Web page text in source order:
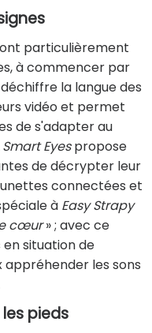
particulièrement
à commencer par
la langue des
vidéo et permet
de s'adapter au
Smart Eyespropose
de décrypter leur
connectées et
à Easy Strapy
cœur» ; avec ce
situation de
les sons
pieds